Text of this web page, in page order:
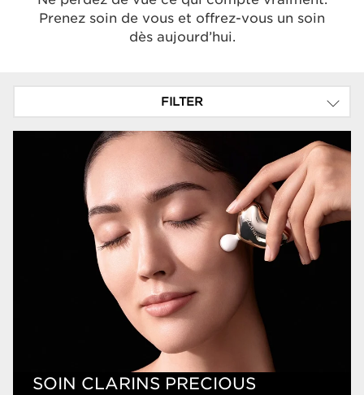
Prenez soin de vous et offrez-vous un soin
dès aujourd’hui.
FILTER
CATÉGORIE SOIN
SOIN PRECIOUS
Soin visage
SOINS EXPERT
Soins Homme
SOIN CLARINS PRECIOUS